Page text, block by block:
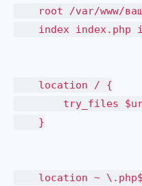
root /var/www/
index index.php
location / {
try_files $uri
}
location ~